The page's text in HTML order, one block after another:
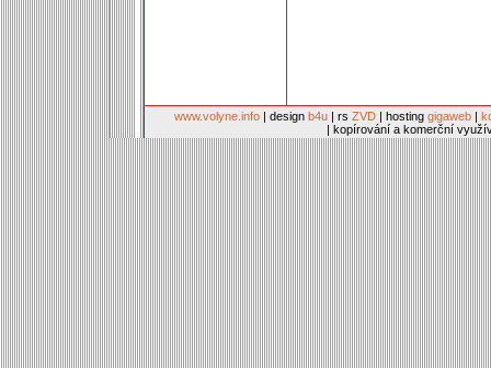
www.volyne.info | design b4u | rs ZVD | hosting gigaweb |
| kopírování a komerční